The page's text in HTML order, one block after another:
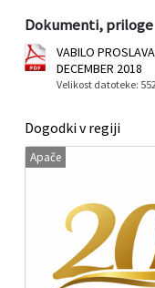
Dokumenti, priloge
VABILO
DECEMBER 2018
Velikost datoteke:
Dogodki v regiji
Apače